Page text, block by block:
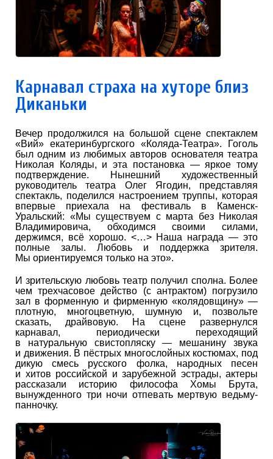
Карнавал страха на хуторе близ
Диканьки
Вечер продолжился на большой сцене спектаклем
«Вий» екатеринбургского «Коляда-Театра». Гоголь
был одним из любимых авторов основателя театра
Николая Коляды, и эта постановка — яркое тому
подтверждение. Нынешний художественный
руководитель театра Олег Ягодин, представляя
спектакль, поделился настроением труппы, которая
впервые приехала на фестиваль в Каменск-
Уральский: «Мы существуем с марта без Николая
Владимировича, обходимся своими силами,
держимся, всё хорошо. <…> Наша награда — это
полные залы. Любовь и поддержка зрителя.
Мы ориентируемся только на это».
И зрительскую любовь театр получил сполна. Более
чем трехчасовое действо (с антрактом) погрузило
зал в форменную и фирменную «колядовщину» —
плотную, многоцветную, шумную и, позвольте
сказать, драйвовую. На сцене развернулся
карнавал, периодически переходящий
в натуральную свистопляску — мешанину звука
и движения. В пёстрых многослойных костюмах, под
дикую смесь русского фолка, народных песен
и хитов российской и зарубежной эстрады, актеры
рассказали историю философа Хомы Брута,
вынужденного три ночи отпевать мертвую ведьму-
панночку.